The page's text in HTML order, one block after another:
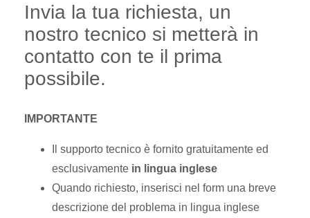
Invia la tua richiesta, un
nostro tecnico si metterà in
contatto con te il prima
possibile.
IMPORTANTE
Il supporto tecnico è fornito gratuitamente ed
esclusivamente in lingua inglese
Quando richiesto, inserisci nel form una breve
descrizione del problema in lingua inglese